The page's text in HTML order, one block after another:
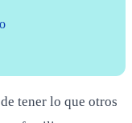
tener lo que otros